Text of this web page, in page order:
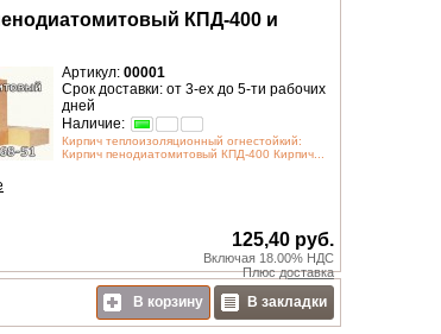
КПД-400 и
Артикул: 00001
Срок доставки: от 3-ех до 5-ти рабочих
дней
Наличие:
Кирпич теплоизоляционный огнестойкий:
Кирпич пенодиатомитовый КПД-400 Кирпич...
125,40 руб.
Включая 18.00% НДС
Плюсдоставка
В корзину В закладки